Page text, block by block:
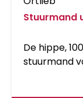
Stuurmand
De hippe,
stuurmand